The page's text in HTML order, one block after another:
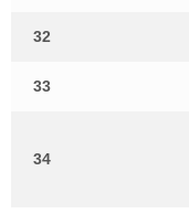
32
33
34